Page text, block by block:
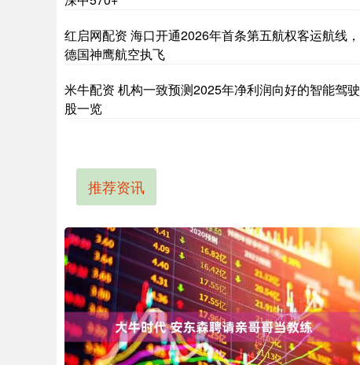
红启网配资 海口开通2026年首条第五航权客运航线，
德国神鹰航空执飞
米牛配资 机构一致预测2025年净利润向好的智能驾驶
股一览
推荐资讯